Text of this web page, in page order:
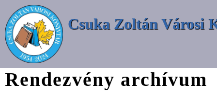
Csuka Zoltán Városi
Rendezvény archívum